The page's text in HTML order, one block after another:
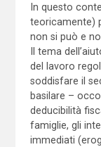
In questo
teoricamente)
non si può e
Il tema
del lavoro
soddisfare il
basilare –
deducibilità
famiglie, gli
immediati